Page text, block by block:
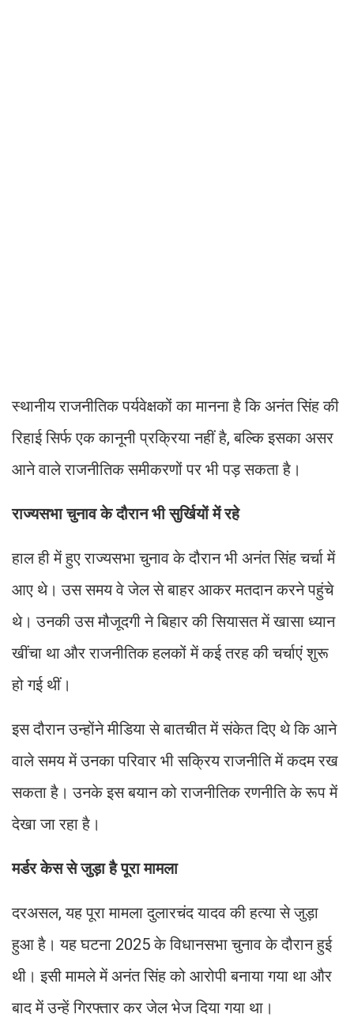
स्थानीय राजनीतिक पर्यवेक्षकों का मानना है कि अनंत सिंह की
रिहाई सिर्फ एक कानूनी प्रक्रिया नहीं है, बल्कि इसका असर
आने वाले राजनीतिक समीकरणों पर भी पड़ सकता है।
राज्यसभा चुनाव के दौरान भी सुर्खियों में रहे
हाल ही में हुए राज्यसभा चुनाव के दौरान भी अनंत सिंह चर्चा में
आए थे। उस समय वे जेल से बाहर आकर मतदान करने पहुंचे
थे। उनकी उस मौजूदगी ने बिहार की सियासत में खासा ध्यान
खींचा था और राजनीतिक हलकों में कई तरह की चर्चाएं शुरू
हो गई थीं।
इस दौरान उन्होंने मीडिया से बातचीत में संकेत दिए थे कि आने
वाले समय में उनका परिवार भी सक्रिय राजनीति में कदम रख
सकता है। उनके इस बयान को राजनीतिक रणनीति के रूप में
देखा जा रहा है।
मर्डर केस से जुड़ा है पूरा मामला
दरअसल, यह पूरा मामला दुलारचंद यादव की हत्या से जुड़ा
हुआ है। यह घटना 2025 के विधानसभा चुनाव के दौरान हुई
थी। इसी मामले में अनंत सिंह को आरोपी बनाया गया था और
बाद में उन्हें गिरफ्तार कर जेल भेज दिया गया था।